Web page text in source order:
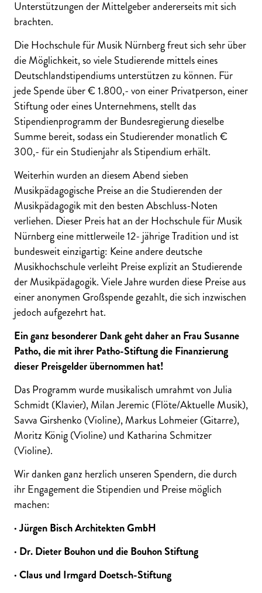
Unterstützungen der Mittelgeber andererseits mit sich
brachten.
Die Hochschule für Musik Nürnberg freut sich sehr über
die Möglichkeit, so viele Studierende mittels eines
Deutschlandstipendiums unterstützen zu können. Für
jede Spende über € 1.800,- von einer Privatperson, einer
Stiftung oder eines Unternehmens, stellt das
Stipendienprogramm der Bundesregierung dieselbe
Summe bereit, sodass ein Studierender monatlich €
300,- für ein Studienjahr als Stipendium erhält.
Weiterhin wurden an diesem Abend sieben
Musikpädagogische Preise an die Studierenden der
Musikpädagogik mit den besten Abschluss-Noten
verliehen. Dieser Preis hat an der Hochschule für Musik
Nürnberg eine mittlerweile 12- jährige Tradition und ist
bundesweit einzigartig: Keine andere deutsche
Musikhochschule verleiht Preise explizit an Studierende
der Musikpädagogik. Viele Jahre wurden diese Preise aus
einer anonymen Großspende gezahlt, die sich inzwischen
jedoch aufgezehrt hat.
Ein ganz besonderer Dank geht daher an Frau Susanne
Patho, die mit ihrer Patho-Stiftung die Finanzierung
dieser Preisgelder übernommen hat!
Das Programm wurde musikalisch umrahmt von Julia
Schmidt (Klavier), Milan Jeremic (Flöte/Aktuelle Musik),
Savva Girshenko (Violine), Markus Lohmeier (Gitarre),
Moritz König (Violine) und Katharina Schmitzer
(Violine).
Wir danken ganz herzlich unseren Spendern, die durch
ihr Engagement die Stipendien und Preise möglich
machen:
· Jürgen Bisch Architekten GmbH
· Dr. Dieter Bouhon und die Bouhon Stiftung
· Claus und Irmgard Doetsch-Stiftung